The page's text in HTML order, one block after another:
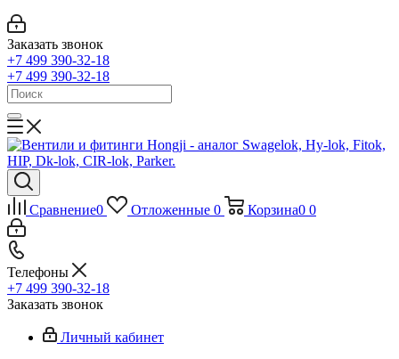
Заказать звонок
+7 499 390-32-18
+7 499 390-32-18
Сравнение0 Отложенные 0 Корзина0 0
Телефоны
+7 499 390-32-18
Заказать звонок
Личный кабинет